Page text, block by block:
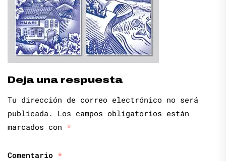
Deja una respuesta
Tu dirección de correo electrónico no será
publicada.
Los campos obligatorios están
marcados con *
Comentario *